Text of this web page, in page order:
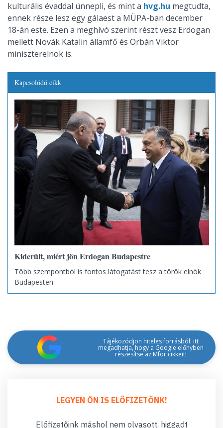
kulturális évaddal ünnepli, és mint a hvg.hu megtudta,
ennek része lesz egy gálaest a MÜPA-ban december
18-án este. Ezen a meghívó szerint részt vesz Erdogan
mellett Novák Katalin államfő és Orbán Viktor
miniszterelnök is.
Kapcsolódó cikk
Kiderült, miért jön Erdogan Budapestre
Több szempontból is fontos látogatást tesz a török elnök
Budapesten.
Tájékozódjon hiteles forrásból: itt
megadhatja, hogy a Google előnyben
részesítse az Mfor cikkeit!
LEGYEN ÖN IS ELŐFIZETŐNK!
Előfizetőink máshol nem olvasott, higgadt